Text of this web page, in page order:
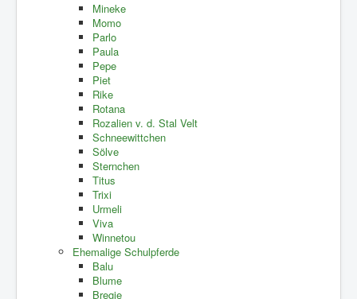
Mineke
Momo
Parlo
Paula
Pepe
Piet
Rike
Rotana
Rozalien v. d. Stal Velt
Schneewittchen
Sölve
Sternchen
Titus
Trixi
Urmeli
Viva
Winnetou
Ehemalige Schulpferde
Balu
Blume
Bregje